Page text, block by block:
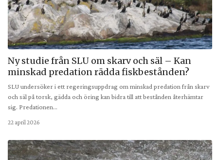
Ny studie från SLU om skarv och säl – Kan
minskad predation rädda fiskbestånden?
SLU undersöker i ett regeringsuppdrag om minskad predation från skarv
och säl på torsk, gädda och öring kan bidra till att bestånden återhämtar
sig. Predationen…
22 april 2026